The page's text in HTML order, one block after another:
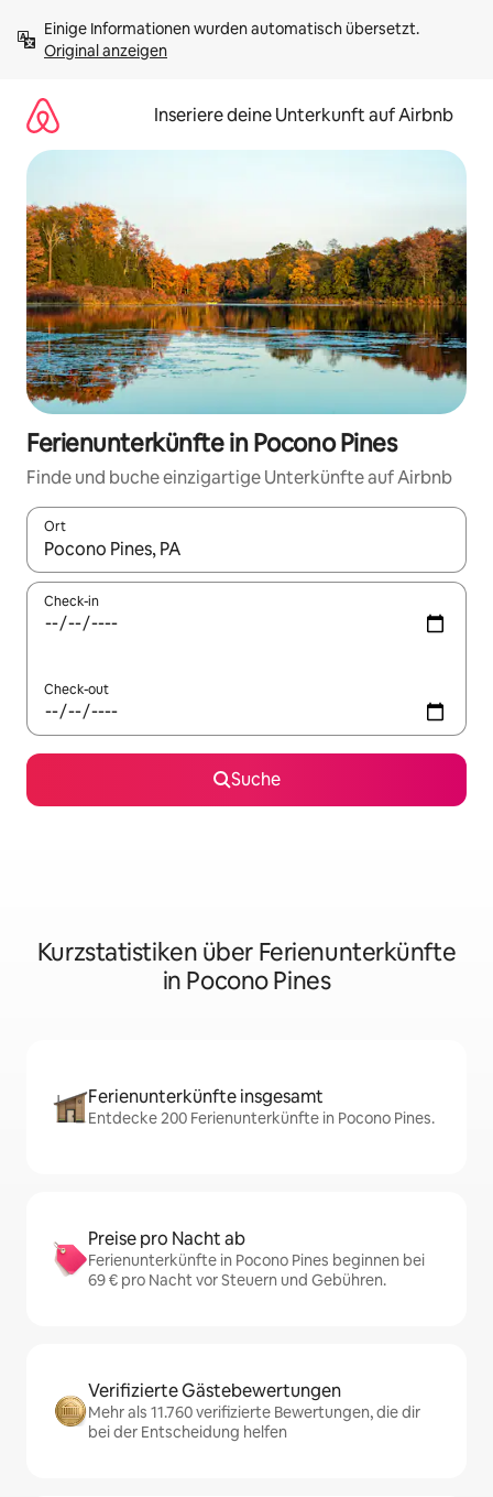
Inhalten
springenOriginal anzeigen
Inseriere deine Unterkunft auf Airbnb
Ferienunterkünfte in Pocono Pines
Finde und buche einzigartige Unterkünfte auf Airbnb
Ort
Wenn Ergebnisse verfügbar sind, navigiere mit den
Check-in
Check-out
Suche
Kurzstatistiken über Ferienunterkünfte
in Pocono Pines
Ferienunterkünfte insgesamt
Entdecke 200 Ferienunterkünfte in Pocono Pines.
Preise pro Nacht ab
Ferienunterkünfte in Pocono Pines beginnen bei
69 € pro Nacht vor Steuern und Gebühren.
Verifizierte Gästebewertungen
Mehr als 11.760 verifizierte Bewertungen, die dir
bei der Entscheidung helfen